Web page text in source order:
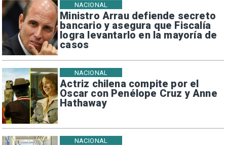
Ministro Arrau defiende secreto
bancario y asegura que Fiscalía
logra levantarlo en la mayoría de
casos
NACIONAL
Actriz chilena compite por el
Oscar con Penélope Cruz y Anne
Hathaway
NACIONAL
NACIONAL